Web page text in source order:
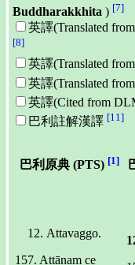
Buddharakkhita ) [7]
英譯(Translated
[8]
英譯(Translated
英譯(Translated
英譯(Cited from
巴利註解漢譯 [11]
巴利原典 (PTS) [1]
Attavaggo.
157. Attānaṃ ce